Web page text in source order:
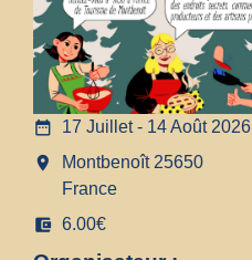
date_range 17 Juillet - 14 Août 2026
room
Montbenoît 25650
France
account_balance_wallet 6.00€